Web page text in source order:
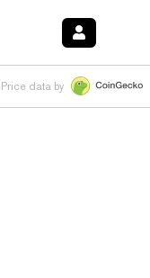
1.00%HYPE $54.78 0.80%
Price data by